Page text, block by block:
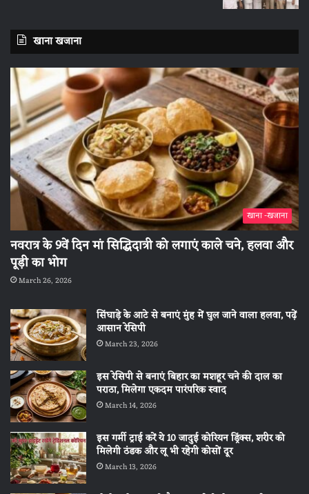
खाना खजाना
खाना -खजाना
नवरात्र के 9वें दिन मां सिद्धिदात्री को लगाएं काले चने, हलवा और
पूड़ी का भोग
March 26, 2026
सिंघाड़े के आटे से बनाएं मुंह में घुल जाने वाला हलवा, पढ़ें
आसान रेसिपी
March 23, 2026
इस रेसिपी से बनाएं बिहार का मशहूर चने की दाल का
पराठा, मिलेगा एकदम पारंपरिक स्वाद
March 14, 2026
इस गर्मी ट्राई करें ये 10 जादुई कोरियन ड्रिंक्स, शरीर को
मिलेगी ठंडक और लू भी रहेगी कोसों दूर
March 13, 2026